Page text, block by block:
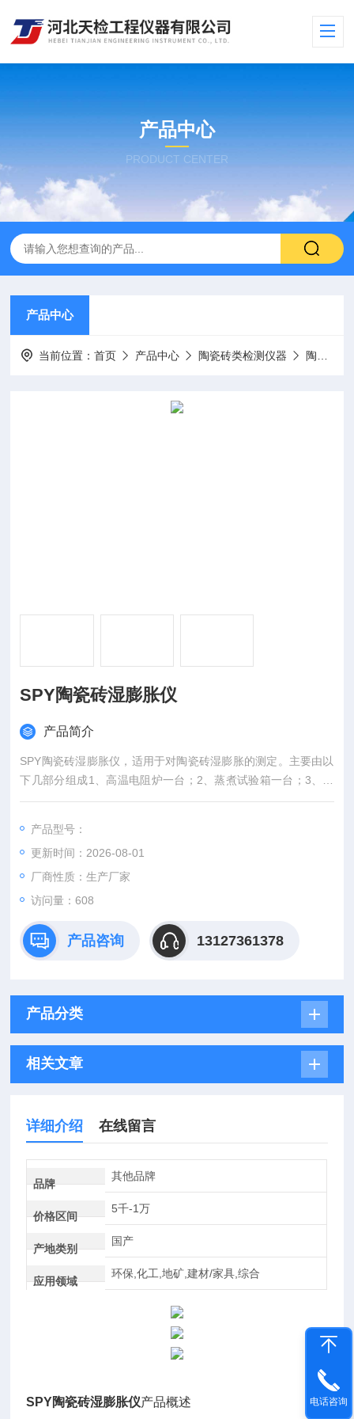
产品中心
PRODUCT CENTER
产品中心
当前位置：首页 产品中心 陶瓷砖类检测仪器 陶瓷砖检测设备
SPY陶瓷砖湿膨胀仪
产品简介
SPY陶瓷砖湿膨胀仪，适用于对陶瓷砖湿膨胀的测定。主要由以
下几部分组成1、高温电阻炉一台；2、蒸煮试验箱一台；3、测
微仪一台（含千分表，标准板）
产品型号：
更新时间：2026-08-01
厂商性质：生产厂家
访问量：608
产品咨询 13127361378
产品分类
相关文章
详细介绍 在线留言
品牌
其他品牌
价格区间
5千-1万
产地类别
国产
应用领域
环保,化工,地矿,建材/家具,综合
SPY陶瓷砖湿膨胀仪产品概述 电话咨询